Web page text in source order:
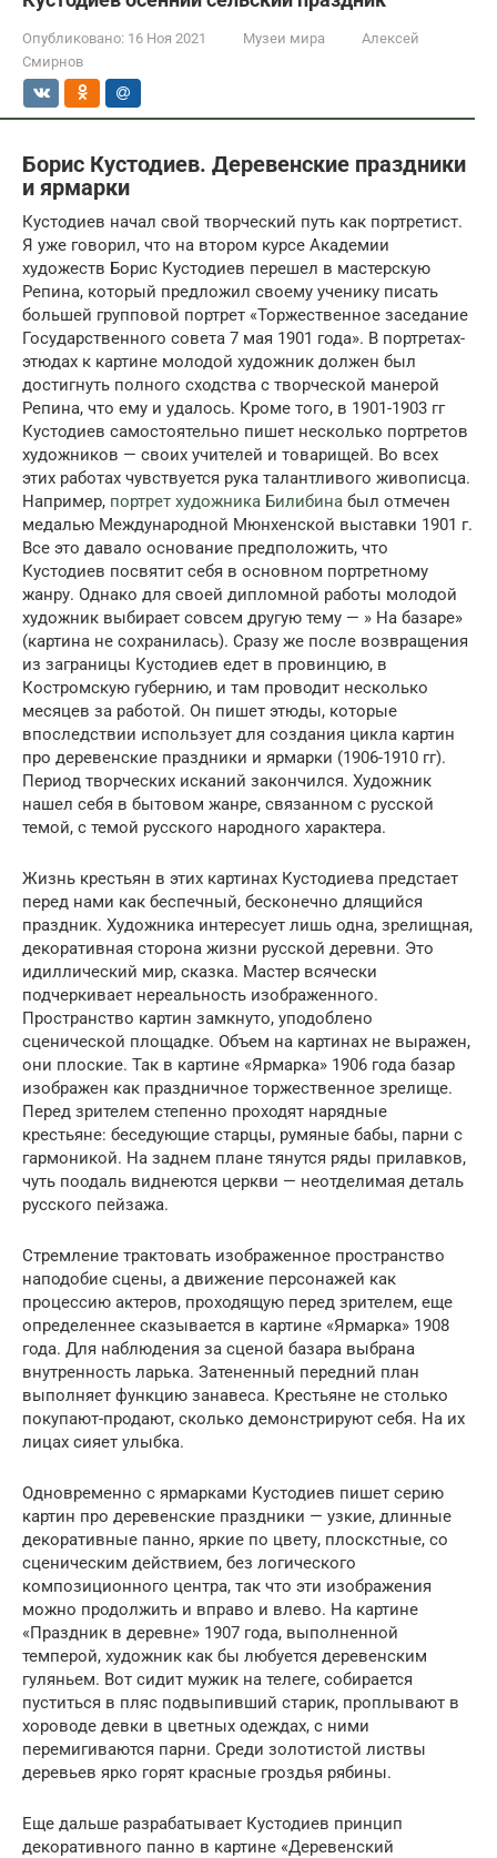
Опубликовано: 16 Ноя 2021 Музеи мира
Алексей
Смирнов
Борис Кустодиев. Деревенские праздники
и ярмарки
Кустодиев начал свой творческий путь как портретист.
Я уже говорил, что на втором курсе Академии
художеств Борис Кустодиев перешел в мастерскую
Репина, который предложил своему ученику писать
большей групповой портрет «Торжественное заседание
Государственного совета 7 мая 1901 года». В портретах-
этюдах к картине молодой художник должен был
достигнуть полного сходства с творческой манерой
Репина, что ему и удалось. Кроме того, в 1901-1903 гг
Кустодиев самостоятельно пишет несколько портретов
художников — своих учителей и товарищей. Во всех
этих работах чувствуется рука талантливого живописца.
Например, портрет художника Билибина был отмечен
медалью Международной Мюнхенской выставки 1901 г.
Все это давало основание предположить, что
Кустодиев посвятит себя в основном портретному
жанру. Однако для своей дипломной работы молодой
художник выбирает совсем другую тему — » На базаре»
(картина не сохранилась). Сразу же после возвращения
из заграницы Кустодиев едет в провинцию, в
Костромскую губернию, и там проводит несколько
месяцев за работой. Он пишет этюды, которые
впоследствии использует для создания цикла картин
про деревенские праздники и ярмарки (1906-1910 гг).
Период творческих исканий закончился. Художник
нашел себя в бытовом жанре, связанном с русской
темой, с темой русского народного характера.
Жизнь крестьян в этих картинах Кустодиева предстает
перед нами как беспечный, бесконечно длящийся
праздник. Художника интересует лишь одна, зрелищная,
декоративная сторона жизни русской деревни. Это
идиллический мир, сказка. Мастер всячески
подчеркивает нереальность изображенного.
Пространство картин замкнуто, уподоблено
сценической площадке. Объем на картинах не выражен,
они плоские. Так в картине «Ярмарка» 1906 года базар
изображен как праздничное торжественное зрелище.
Перед зрителем степенно проходят нарядные
крестьяне: беседующие старцы, румяные бабы, парни с
гармоникой. На заднем плане тянутся ряды прилавков,
чуть поодаль виднеются церкви — неотделимая деталь
русского пейзажа.
Стремление трактовать изображенное пространство
наподобие сцены, а движение персонажей как
процессию актеров, проходящую перед зрителем, еще
определеннее сказывается в картине «Ярмарка» 1908
года. Для наблюдения за сценой базара выбрана
внутренность ларька. Затененный передний план
выполняет функцию занавеса. Крестьяне не столько
покупают-продают, сколько демонстрируют себя. На их
лицах сияет улыбка.
Одновременно с ярмарками Кустодиев пишет серию
картин про деревенские праздники — узкие, длинные
декоративные панно, яркие по цвету, плоскстные, со
сценическим действием, без логического
композиционного центра, так что эти изображения
можно продолжить и вправо и влево. На картине
«Праздник в деревне» 1907 года, выполненной
темперой, художник как бы любуется деревенским
гуляньем. Вот сидит мужик на телеге, собирается
пуститься в пляс подвыпивший старик, проплывают в
хороводе девки в цветных одеждах, с ними
перемигиваются парни. Среди золотистой листвы
деревьев ярко горят красные гроздья рябины.
Еще дальше разрабатывает Кустодиев принцип
декоративного панно в картине «Деревенский